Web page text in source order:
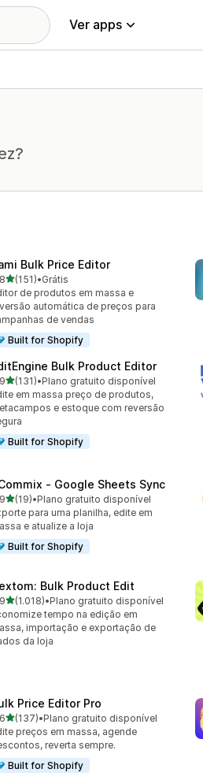
Ver apps
Bulk Price Editor
de 5 estrelas
(151)
avaliações ao todo
•Grátis
de produtos em massa e
automática de preços para
de vendas
Built for Shopify
Bulk Product Editor
de 5 estrelas
(131)
avaliações ao todo
•Plano gratuito disponível
em massa preço de produtos,
e estoque com reversão
Built for Shopify
‑ Google Sheets Sync
de 5 estrelas
(19)
avaliações ao todo
•Plano gratuito disponível
para uma planilha, edite em
e atualize a loja
Built for Shopify
Bulk Product Edit
de 5 estrelas
(1.018)
avaliações ao todo
•Plano gratuito disponível
tempo na edição em
importação e exportação de
da loja
Price Editor Pro
de 5 estrelas
(137)
avaliações ao todo
•Plano gratuito disponível
preços em massa, agende
reverta sempre.
Built for Shopify